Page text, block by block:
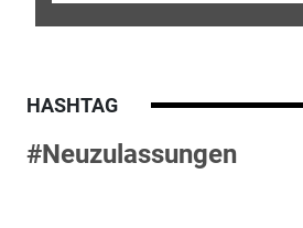
HASHTAG
#Neuzulassungen